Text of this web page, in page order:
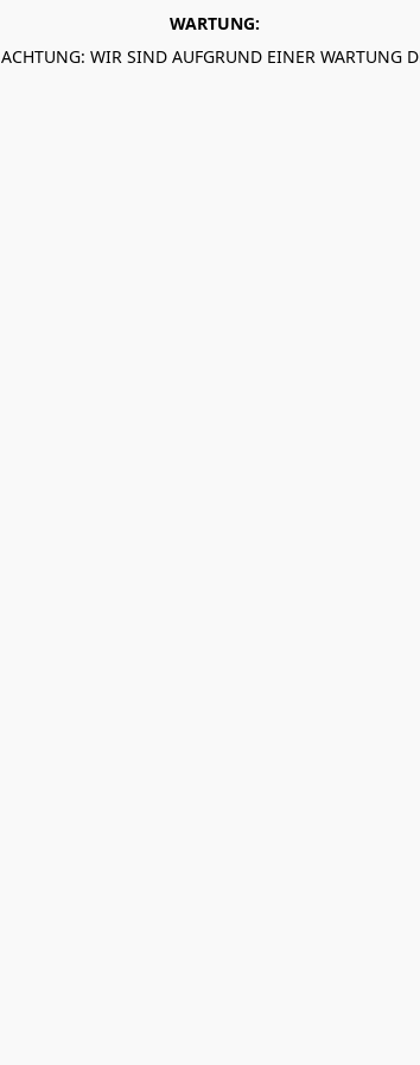
WARTUNG:
ACHTUNG: WIR SIND AUFGRUND EINER WARTUNG